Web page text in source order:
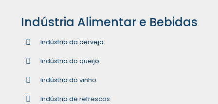
Indústria Alimentar e Bebidas
Indústria da cerveja
Indústria do queijo
Indústria do vinho
Indústria de refrescos